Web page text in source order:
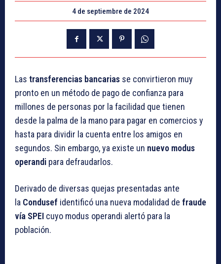
4 de septiembre de 2024
Las transferencias bancarias se convirtieron muy
pronto en un método de pago de confianza para
millones de personas por la facilidad que tienen
desde la palma de la mano para pagar en comercios y
hasta para dividir la cuenta entre los amigos en
segundos. Sin embargo, ya existe un nuevo modus
operandi para defraudarlos.
Derivado de diversas quejas presentadas ante
la Condusef identificó una nueva modalidad de fraude
vía SPEI cuyo modus operandi alertó para la
población.